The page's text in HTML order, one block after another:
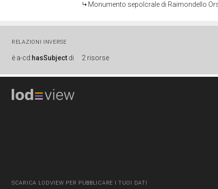
Monumento sepolcrale di Raimondello
RELAZIONI INVERSE
è a-cd:hasSubject di 2 risorse
SCARICA LODVIEW PER PUBBLICARE I TUOI DATI